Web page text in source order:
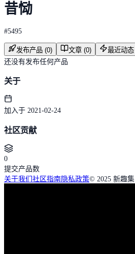
昔恸
#5495
发布产品 (0) 文章 (0)
最近动态
还没有发布任何产品
关于
加入于 2021-02-24
社区贡献
0
提交产品数
关于我们 社区指南隐私政策© 2025 新趣集